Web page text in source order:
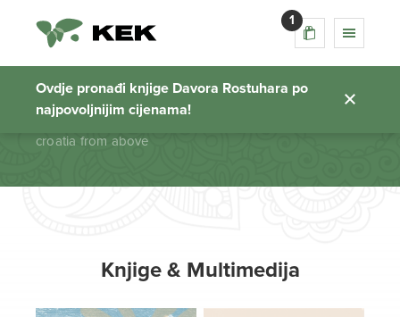
1
Ovdje pronađi knjige Davora Rostuhara po
najpovoljnijim cijenama!
croatia from above
Početna stranica
croatia from above
Knjige & Multimedija